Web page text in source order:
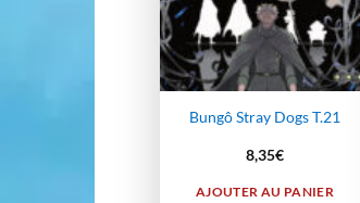
Bungô Stray Dogs T.21
8,35€
AJOUTER AU PANIER